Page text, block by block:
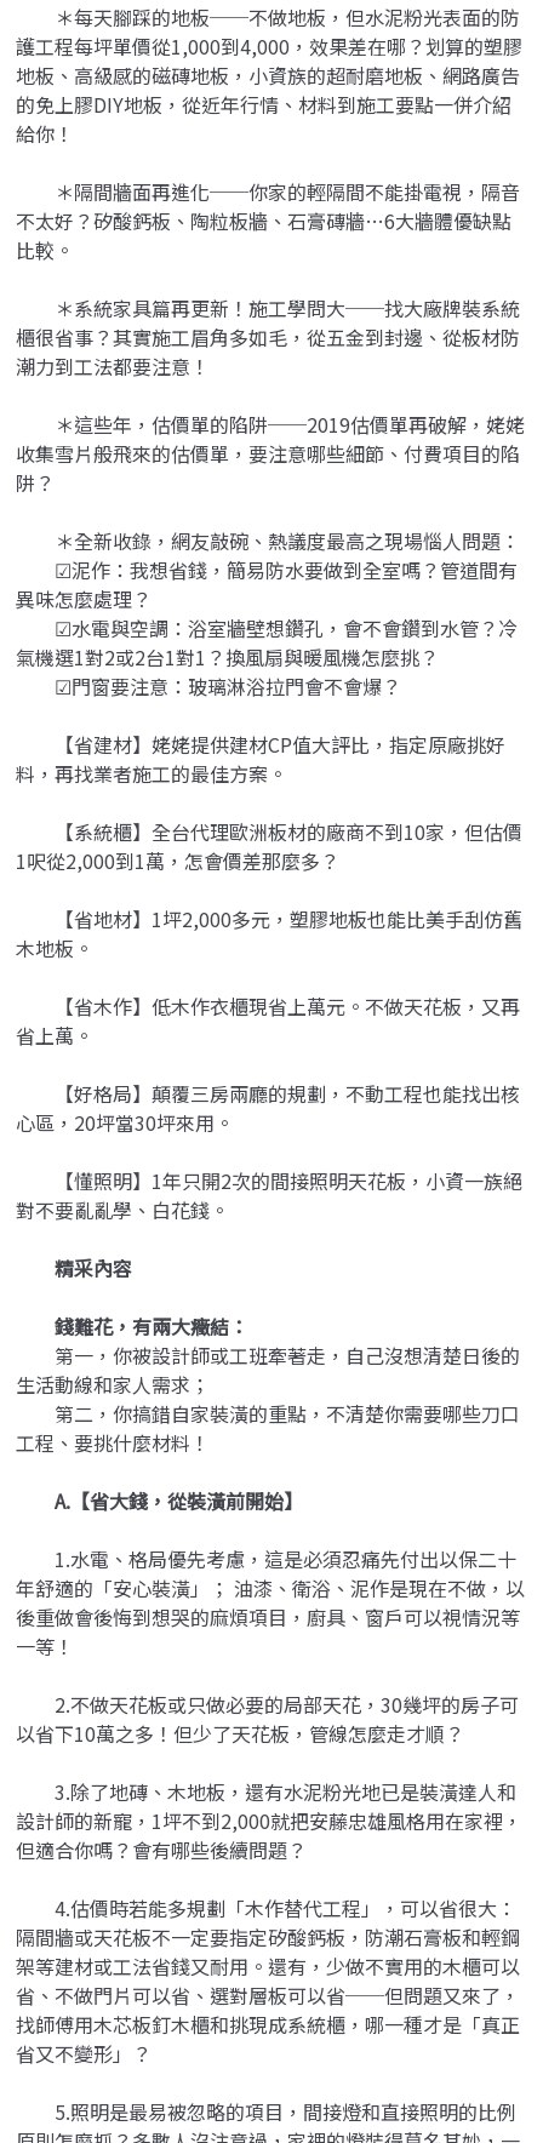
＊每天腳踩的地板──不做地板，但水泥粉光表面的防
護工程每坪單價從1,000到4,000，效果差在哪？划算的塑膠
地板、高級感的磁磚地板，小資族的超耐磨地板、網路廣告
的免上膠DIY地板，從近年行情、材料到施工要點一併介紹
給你！
＊隔間牆面再進化──你家的輕隔間不能掛電視，隔音
不太好？矽酸鈣板、陶粒板牆、石膏磚牆…6大牆體優缺點
比較。
＊系統家具篇再更新！施工學問大──找大廠牌裝系統
櫃很省事？其實施工眉角多如毛，從五金到封邊、從板材防
潮力到工法都要注意！
＊這些年，估價單的陷阱──2019估價單再破解，姥姥
收集雪片般飛來的估價單，要注意哪些細節、付費項目的陷
阱？
＊全新收錄，網友敲碗、熱議度最高之現場惱人問題：
☑泥作：我想省錢，簡易防水要做到全室嗎？管道間有
異味怎麼處理？
☑水電與空調：浴室牆壁想鑽孔，會不會鑽到水管？冷
氣機選1對2或2台1對1？換風扇與暖風機怎麼挑？
☑門窗要注意：玻璃淋浴拉門會不會爆？
【省建材】姥姥提供建材CP值大評比，指定原廠挑好
料，再找業者施工的最佳方案。
【系統櫃】全台代理歐洲板材的廠商不到10家，但估價
1呎從2,000到1萬，怎會價差那麼多？
【省地材】1坪2,000多元，塑膠地板也能比美手刮仿舊
木地板。
【省木作】低木作衣櫃現省上萬元。不做天花板，又再
省上萬。
【好格局】顛覆三房兩廳的規劃，不動工程也能找出核
心區，20坪當30坪來用。
【懂照明】1年只開2次的間接照明天花板，小資一族絕
對不要亂亂學、白花錢。
精采內容
錢難花，有兩大癥結：
第一，你被設計師或工班牽著走，自己沒想清楚日後的
生活動線和家人需求；
第二，你搞錯自家裝潢的重點，不清楚你需要哪些刀口
工程、要挑什麼材料！
A.【省大錢，從裝潢前開始】
1.水電、格局優先考慮，這是必須忍痛先付出以保二十
年舒適的「安心裝潢」； 油漆、衛浴、泥作是現在不做，以
後重做會後悔到想哭的麻煩項目，廚具、窗戶可以視情況等
一等！
2.不做天花板或只做必要的局部天花，30幾坪的房子可
以省下10萬之多！但少了天花板，管線怎麼走才順？
3.除了地磚、木地板，還有水泥粉光地已是裝潢達人和
設計師的新寵，1坪不到2,000就把安藤忠雄風格用在家裡，
但適合你嗎？會有哪些後續問題？
4.估價時若能多規劃「木作替代工程」，可以省很大：
隔間牆或天花板不一定要指定矽酸鈣板，防潮石膏板和輕鋼
架等建材或工法省錢又耐用。還有，少做不實用的木櫃可以
省、不做門片可以省、選對層板可以省──但問題又來了，
找師傅用木芯板釘木櫃和挑現成系統櫃，哪一種才是「真正
省又不變形」？
5.照明是最易被忽略的項目，間接燈和直接照明的比例